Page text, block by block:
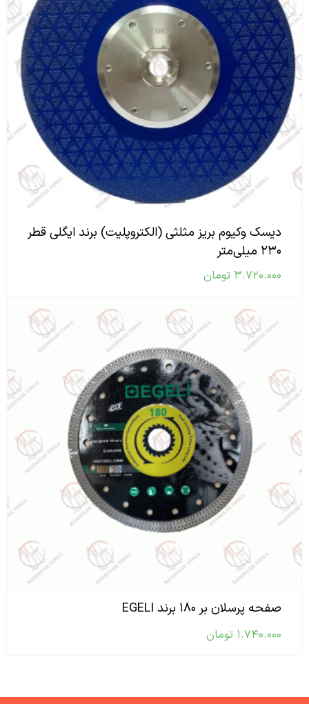
دیسک وکیوم بریز مثلثی (الکتروپلیت) برند ایگلی قطر
۲۳۰ میلی‌متر
۳.۷۲۰.۰۰۰ تومان
صفحه پرسلان بر ۱۸۰ برند EGELI
۱.۷۴۰.۰۰۰ تومان